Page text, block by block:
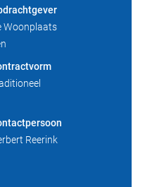
Woonplaats
Reerink